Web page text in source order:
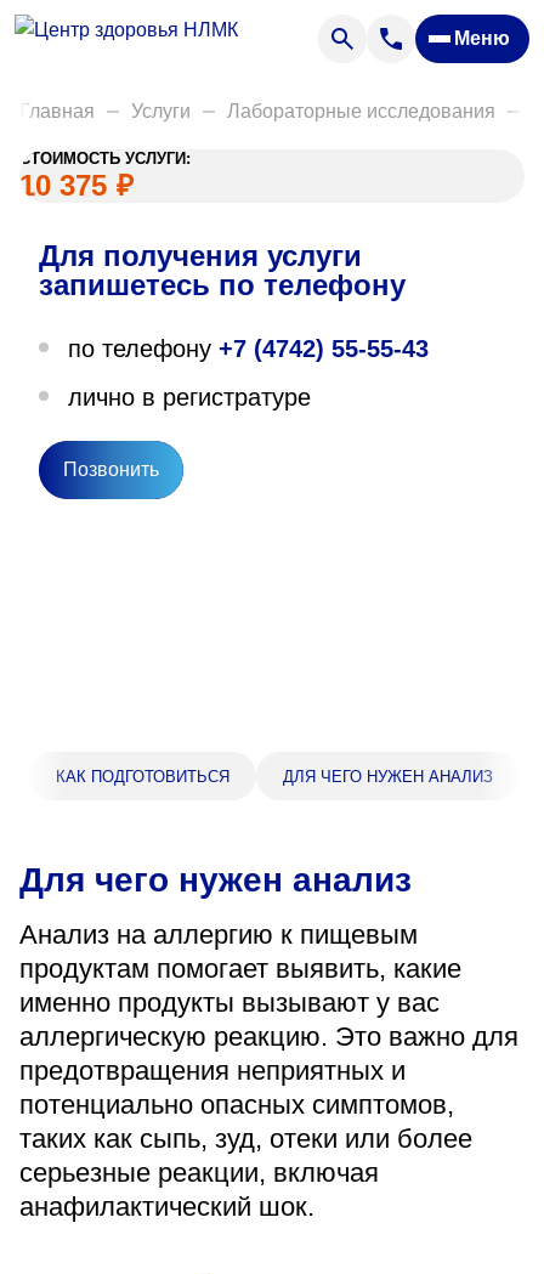
Меню
Анализы
Акции
Пациентам
Вакансии
О нас
Направления деятельности
Центр здоровья НЛМК
Понедельник — пятница 7:30–20:00
Суббота 08:00–16:00
Регистратура
+7 (4742) 55-55-43
Санаторий-профилакторий
«Парус»
399000, г. Липецк, Плехановское лесничество,
Ленинский лесхоз, квартал 67
Главная Услуги Лабораторные исследования
КАК ПОДГОТОВИТЬСЯ ДЛЯ ЧЕГО НУЖЕН АНАЛИЗ
Для чего нужен анализ
Анализ на аллергию к пищевым
продуктам помогает выявить, какие
именно продукты вызывают у вас
аллергическую реакцию. Это важно для
предотвращения неприятных и
потенциально опасных симптомов,
таких как сыпь, зуд, отеки или более
серьезные реакции, включая
анафилактический шок.
СТОИМОСТЬ УСЛУГИ:
10 375 ₽
Для получения услуги
запишетесь по телефону
по телефону +7 (4742) 55-55-43
лично в регистратуре
Позвонить